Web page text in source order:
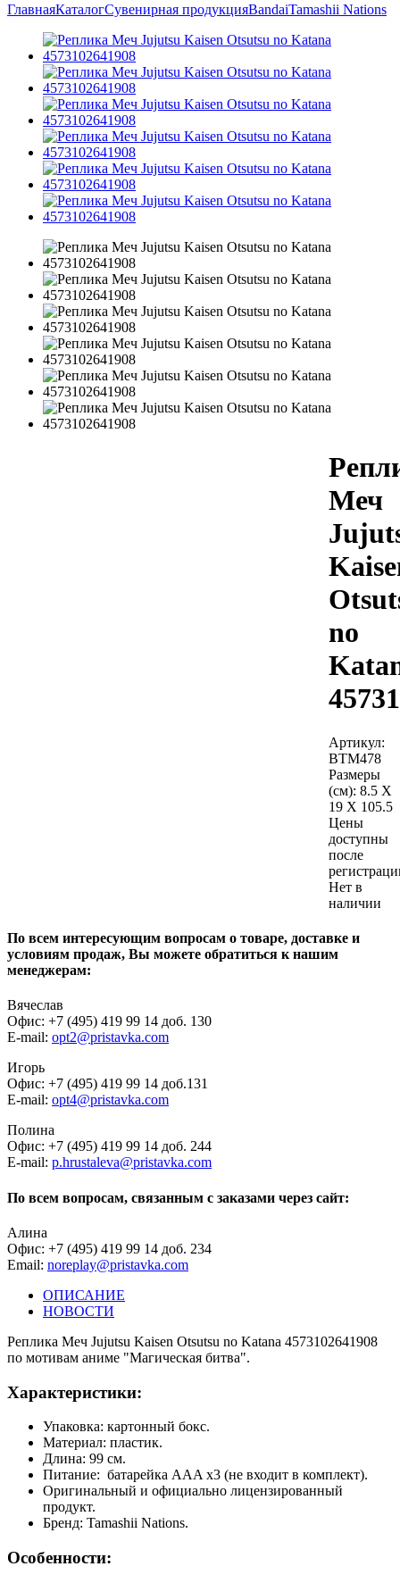
ГлавнаяКаталогСувенирная продукцияBandaiTamashii Nations
Меч
no
Артикул:
BTM478
Размеры
(см): 8.5 X
19 X 105.5
Цены
доступны
после
Нет в
наличии
По всем интересующим вопросам о товаре, доставке и
условиям продаж, Вы можете обратиться к нашим
менеджерам:
Вячеслав
Офис: +7 (495) 419 99 14 доб. 130
E-mail: opt2@pristavka.com
Игорь
Офис: +7 (495) 419 99 14 доб.131
E-mail: opt4@pristavka.com
Полина
Офис: +7 (495) 419 99 14 доб. 244
E-mail: p.hrustaleva@pristavka.com
По всем вопросам, связанным с заказами через сайт:
Алина
Офис: +7 (495) 419 99 14 доб. 234
Email: noreplay@pristavka.com
ОПИСАНИЕ
НОВОСТИ
Реплика Меч Jujutsu Kaisen Otsutsu no Katana 4573102641908
по мотивам аниме "Магическая битва".
Характеристики:
Упаковка: картонный бокс.
Материал: пластик.
Длина: 99 см.
Питание: батарейка AAA x3 (не входит в комплект).
Оригинальный и официально лицензированный
продукт.
Бренд: Tamashii Nations.
Особенности: